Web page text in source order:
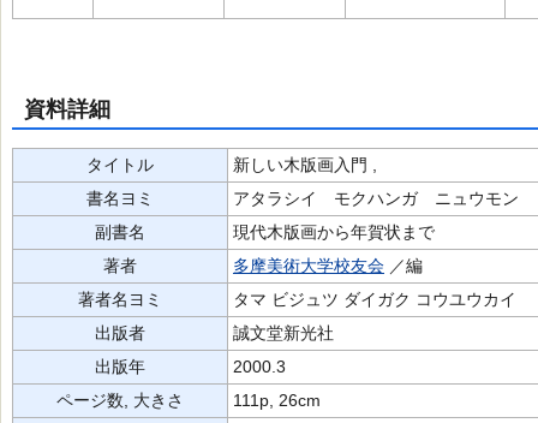
資料詳細
タイトル
新しい木版画入門 ,
書名ヨミ
アタラシイ モクハンガ ニュウモン
副書名
現代木版画から年賀状まで
著者
多摩美術大学校友会 ／編
著者名ヨミ
タマ ビジュツ ダイガク コウユウカイ
出版者
誠文堂新光社
出版年
2000.3
ページ数, 大きさ
111p, 26cm